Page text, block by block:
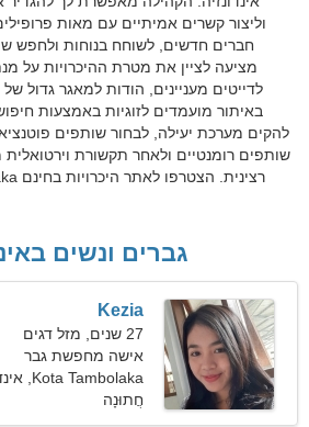
וליצור קשרים אמיתיים עם מאות
חברים חדשים, לשוחח בנוחות ולחפש
מציעה לציין את מטרת ההיכרויות על
לדייטים מעניינים, הודות למאגר גדול
באיתור מועמדים לזוגיות באמצעות
להקים מערכת יעילה, לבחור שותפים
שותפים רומנטיים ולאחר תקשורת
גברים ונשים
Kezia
27 שנים, מזל דגים
אישה מחפשת גבר
Kota Tambolaka, אינדונזיה
חֲתוּנָה